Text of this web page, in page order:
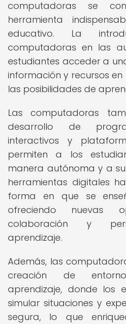
computadoras se
herramienta
educativo. La
computadoras en las
estudiantes acceder a
información y recursos
las posibilidades de
Las computadoras
desarrollo de
interactivos y
permiten a los
manera autónoma y a
herramientas digitales
forma en que se
ofreciendo nuevas
colaboración y
aprendizaje.
Además, las
creación de
aprendizaje, donde los
simular situaciones y
segura, lo que